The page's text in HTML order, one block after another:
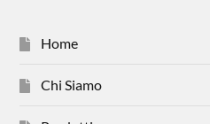
Home
Chi Siamo